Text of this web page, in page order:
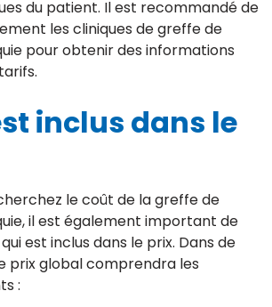
du patient. Il est recommandé de
les cliniques de greffe de
pour obtenir des informations
inclus dans le
le coût de la greffe de
il est également important de
est inclus dans le prix. Dans de
prix global comprendra les
: